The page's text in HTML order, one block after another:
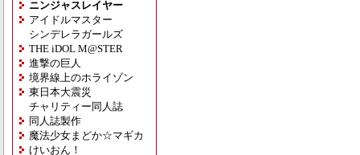
ニンジャスレイヤー
アイドルマスター
シンデレラガールズ
THE iDOL M@STER
進撃の巨人
境界線上のホライゾン
東日本大震災
チャリティー同人誌
同人誌製作
魔法少女まどか☆マギカ
けいおん！